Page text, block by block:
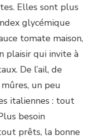
Elles sont plus
glycémique
tomate maison,
plaisir qui invite à
De l’ail, de
un peu
italiennes : tout
besoin
prêts, la bonne